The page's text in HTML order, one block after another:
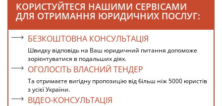
КОРИСТУЙТЕСЯ НАШИМИ СЕРВІСАМИ
ДЛЯ ОТРИМАННЯ ЮРИДИЧНИХ ПОСЛУГ:
БЕЗКОШТОВНА КОНСУЛЬТАЦІЯ
Швидку відповідь на Ваш юридичний питання допоможе
зорієнтуватися в подальших діях.
ОГОЛОСІТЬ ВЛАСНИЙ ТЕНДЕР
Та отримаєте вигідну пропозицію від більш ніж 5000 юристів
з усієї України.
ВІДЕО-КОНСУЛЬТАЦІЯ